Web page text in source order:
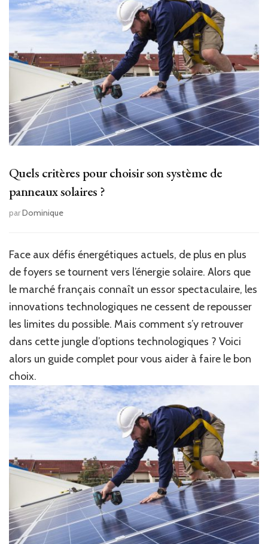
Quels critères pour choisir son système de
panneaux solaires ?
parDominique
Face aux défis énergétiques actuels, de plus en plus
de foyers se tournent vers l’énergie solaire. Alors que
le marché français connaît un essor spectaculaire, les
innovations technologiques ne cessent de repousser
les limites du possible. Mais comment s’y retrouver
dans cette jungle d’options technologiques ? Voici
alors un guide complet pour vous aider à faire le bon
choix.